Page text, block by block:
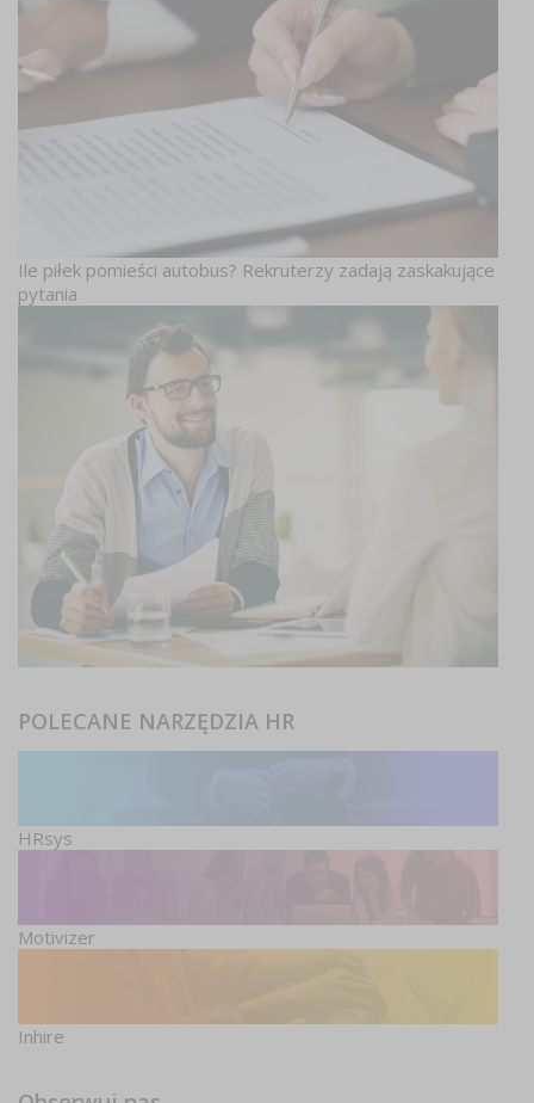
Ile piłek pomieści autobus? Rekruterzy zadają zaskakujące
pytania
POLECANE NARZĘDZIA HR
HRsys
Motivizer
Inhire